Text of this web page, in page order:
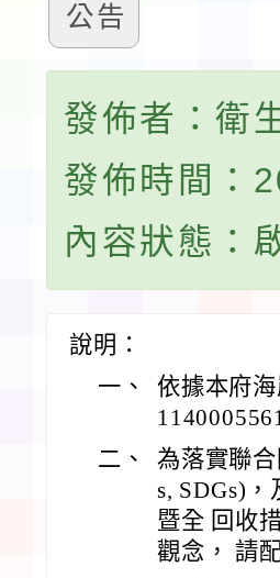
公告
發佈者：衛
發佈時間：
內容狀態：
說明：
一、
依據本府
二、
為落實聯
s, SDGs)
暨全 回收
觀念， 請